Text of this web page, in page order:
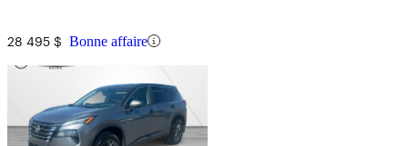
28 495 $ Bonne affaire